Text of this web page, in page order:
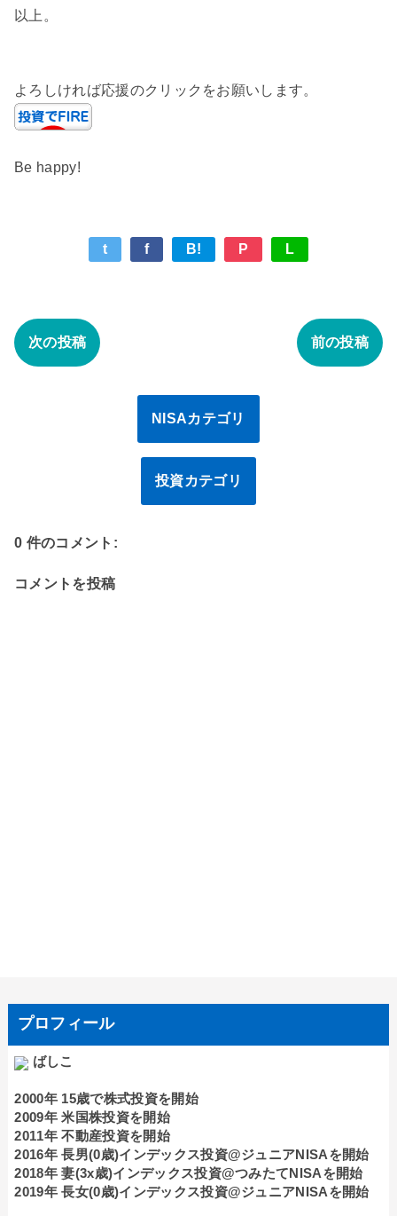
以上。
よろしければ応援のクリックをお願いします。
Be happy!
t f B! P L
次の投稿 前の投稿
NISAカテゴリ
投資カテゴリ
0 件のコメント:
コメントを投稿
プロフィール
ばしこ
2000年 15歳で株式投資を開始
2009年 米国株投資を開始
2011年 不動産投資を開始
2016年 長男(0歳)インデックス投資@ジュニアNISAを開始
2018年 妻(3x歳)インデックス投資@つみたてNISAを開始
2019年 長女(0歳)インデックス投資@ジュニアNISAを開始